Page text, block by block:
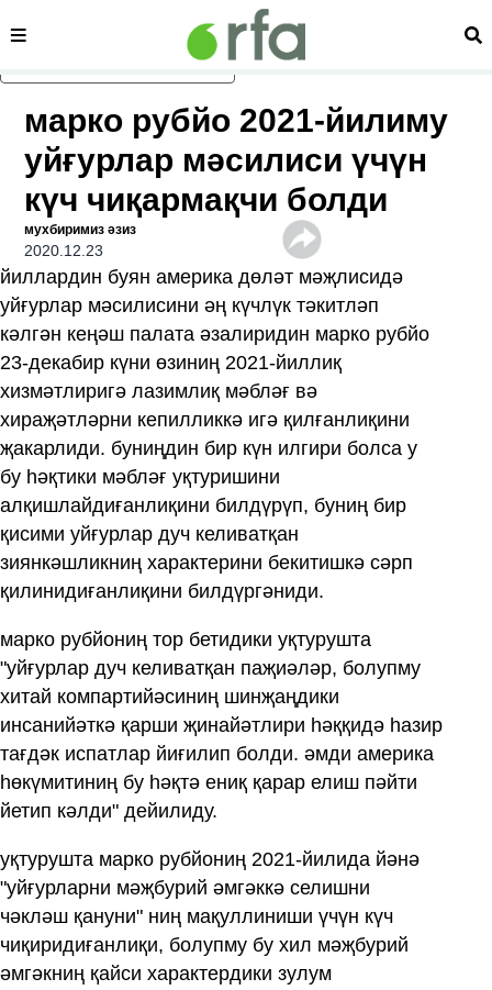
асаслиқ мәзмунға атлаң
сәһипә
марко рубйо 2021-йилиму
уйғурлар мәсилиси үчүн
күч чиқармақчи болди
мухбиримиз әзиз
2020.12.23
йиллардин буян америка дөләт мәҗлисидә
уйғурлар мәсилисини әң күчлүк тәкитләп
кәлгән кеңәш палата әзалиридин марко рубйо
23-декабир күни өзиниң 2021-йиллиқ
хизмәтлиригә лазимлиқ мәбләғ вә
хираҗәтләрни кепилликкә игә қилғанлиқини
җакарлиди. буниңдин бир күн илгири болса у
бу һәқтики мәбләғ уқтуришини
алқишлайдиғанлиқини билдүрүп, буниң бир
қисими уйғурлар дуч келиватқан
зиянкәшликниң характерини бекитишкә сәрп
қилинидиғанлиқини билдүргәниди.
марко рубйониң тор бетидики уқтурушта
"уйғурлар дуч келиватқан паҗиәләр, болупму
хитай компартийәсиниң шинҗаңдики
инсанийәткә қарши җинайәтлири һәққидә һазир
тағдәк испатлар йиғилип болди. әмди америка
һөкүмитиниң бу һәқтә ениқ қарар ‍елиш пәйти
йетип кәлди" дейилиду.
уқтурушта марко рубйониң 2021-йилида йәнә
"уйғурларни мәҗбурий әмгәккә селишни
чәкләш қануни" ниң мақуллиниши үчүн күч
чиқиридиғанлиқи, болупму бу хил мәҗбурий
әмгәкниң қайси характердики зулум